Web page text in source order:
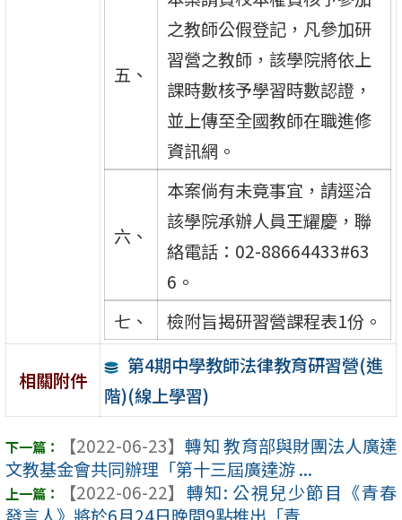
五、
之教師公假登記，凡參加研
習營之教師，該學院將依上
課時數核予學習時數認證，
並上傳至全國教師在職進修
資訊網。
六、
本案倘有未竟事宜，請逕洽
該學院承辦人員王耀慶，聯
絡電話：02-88664433#63
6。
七、
檢附旨揭研習營課程表1份。
相關附件
第4期中學教師法律教育研習營(進
階)(線上學習)
【2022-06-23】 轉知 教育部與財團法人廣達
文教基金會共同辦理「第十三屆廣達游 ...
【2022-06-22】 轉知: 公視兒少節目《青春